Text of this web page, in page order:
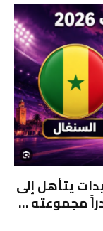
يتأهل إلى
مجموعته …